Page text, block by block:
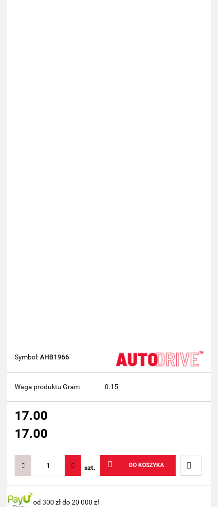
Symbol:AHB1966
Waga produktu Gram 0.15
17.00
17.00
szt. DO KOSZYKA
Do
od 300 zł do 20 000 zł